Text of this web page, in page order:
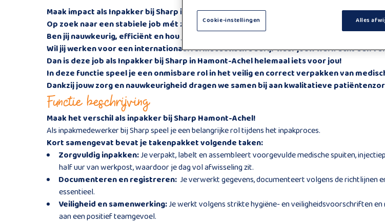
Maak impact als Inpakker bij Sharp in Hamont-Achel!
Op zoek naar eenstabiele job mét zekerheid?
Ben jij nauwkeurig, efficiënt en hou je van variatie in je werk?
Wil jij werken voor een internationaal farmaceutisch bedrijf waar jouw werk écht een
Dan is deze job als Inpakker bij Sharp in Hamont-Achel helemaal iets voor jou!
In deze functie speel je een onmisbare rol in het veilig en correct verpakken van
Dankzij jouw zorg en nauwkeurigheid dragen we samen bij aan kwalitatieve
Functie beschrijving
Maak het verschil als inpakker bij Sharp Hamont-Achel!
Als inpakmedewerker bij Sharp speel je een belangrijke rol tijdens het inpakproces.
Kort samengevat bevat je takenpakket volgende taken:
Zorgvuldig inpakken:Je verpakt, labelt en assembleert voorgevulde medische spuiten,
half uur van werkpost, waardoor je dag vol afwisseling zit.
Documenteren en registreren: Je verwerkt gegevens, documenteert volgens de
essentieel.
Veiligheid en samenwerking:Je werkt volgens strikte hygiëne- en veiligheidsvoorschriften
aan een positief teamgevoel.
Cookie-instellingen Alles